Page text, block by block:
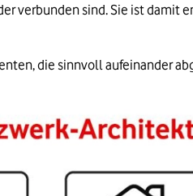
verbunden sind. Sie ist damit
die sinnvoll aufeinander